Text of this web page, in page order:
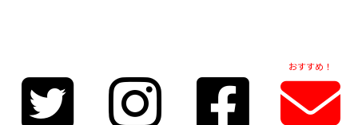
おすすめ！